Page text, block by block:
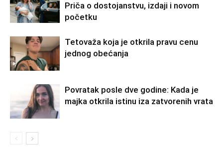
Priča o dostojanstvu, izdaji i novom
početku
Tetovaža koja je otkrila pravu cenu
jednog obećanja
Povratak posle dve godine: Kada je
majka otkrila istinu iza zatvorenih vrata